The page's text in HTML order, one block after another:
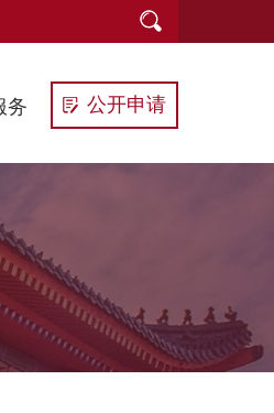
务 公开申请